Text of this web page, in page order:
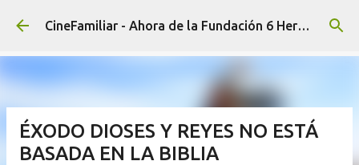
Ir al contenido principal CineFamiliar - Ahora de la Fundación 6 Hermanos
ÉXODO DIOSES Y REYES NO ESTÁ
BASADA EN LA BIBLIA